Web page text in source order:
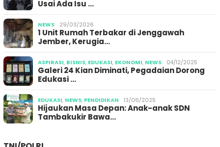
Usai Ada Isu …
NEWS 29/03/2026
1 Unit Rumah Terbakar di Jenggawah
Jember, Kerugia…
ASPIRASI, BISNIS, EDUKASI, EKONOMI, NEWS 04/12/2025
Galeri 24 Kian Diminati, Pegadaian Dorong
Edukasi …
EDUKASI, NEWS, PENDIDIKAN 13/06/2025
Hijaukan Masa Depan: Anak-anak SDN
Tambakukir Bawa…